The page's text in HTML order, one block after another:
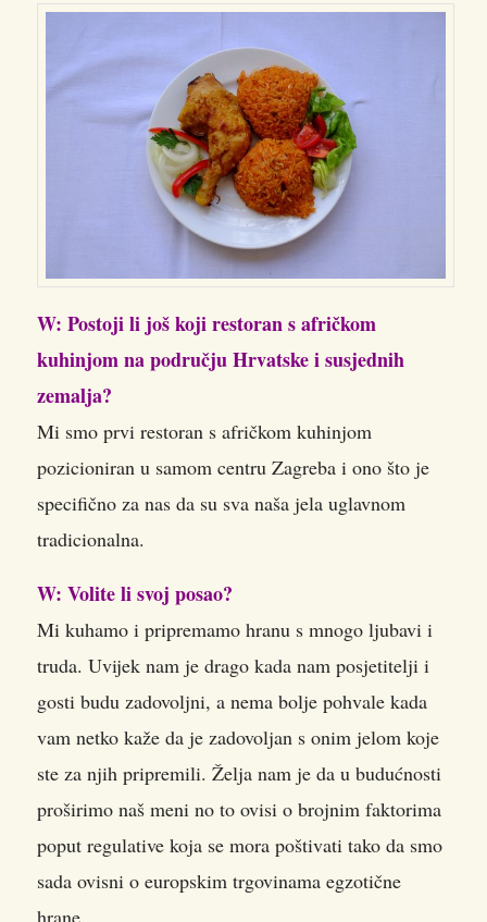
W: Postoji li još koji restoran s afričkom
kuhinjom na području Hrvatske i susjednih
zemalja?
Mi smo prvi restoran s afričkom kuhinjom
pozicioniran u samom centru Zagreba i ono što je
specifično za nas da su sva naša jela uglavnom
tradicionalna.
W: Volite li svoj posao?
Mi kuhamo i pripremamo hranu s mnogo ljubavi i
truda. Uvijek nam je drago kada nam posjetitelji i
gosti budu zadovoljni, a nema bolje pohvale kada
vam netko kaže da je zadovoljan s onim jelom koje
ste za njih pripremili. Želja nam je da u budućnosti
proširimo naš meni no to ovisi o brojnim faktorima
poput regulative koja se mora poštivati tako da smo
sada ovisni o europskim trgovinama egzotične
hrane.